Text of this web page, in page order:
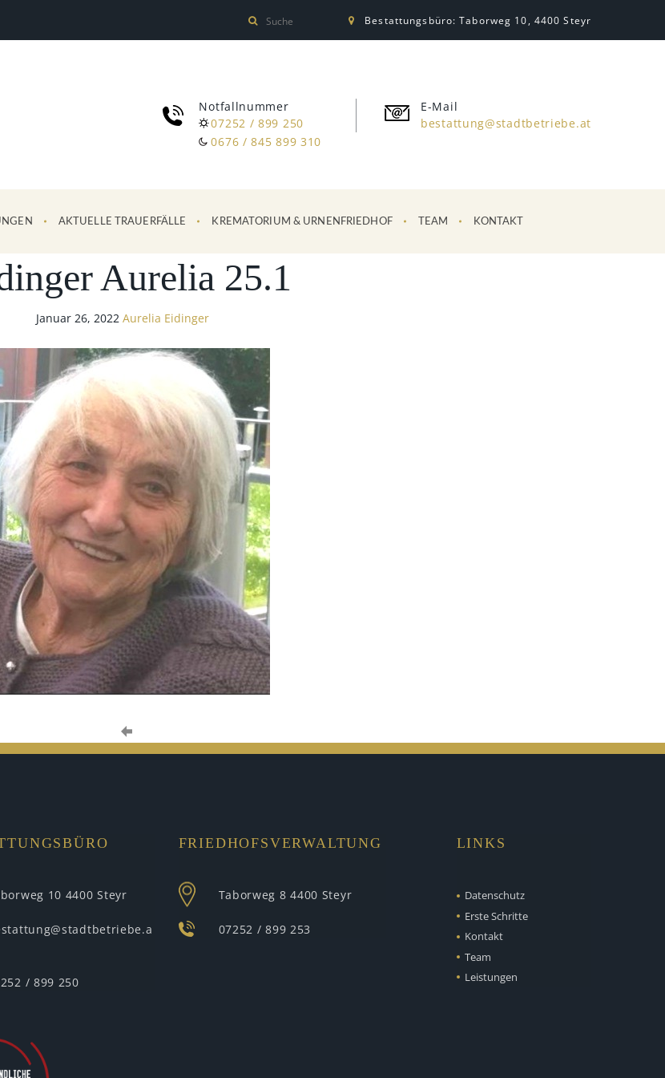
Bestattungsbüro: Taborweg 10, 4400 Steyr
Notfallnummer
07252 / 899 250
0676 / 845 899 310
E-Mail
bestattung@stadtbetriebe.at
AKTUELLE TRAUERFÄLLE KREMATORIUM & URNENFRIEDHOF TEAM KONTAKT
Aurelia 25.1
Januar 26, 2022 Aurelia Eidinger
10 4400 Steyr
/ 899 250
FRIEDHOFSVERWALTUNG
Taborweg 8 4400 Steyr
07252 / 899 253
LINKS
Datenschutz
Erste Schritte
Kontakt
Team
Leistungen